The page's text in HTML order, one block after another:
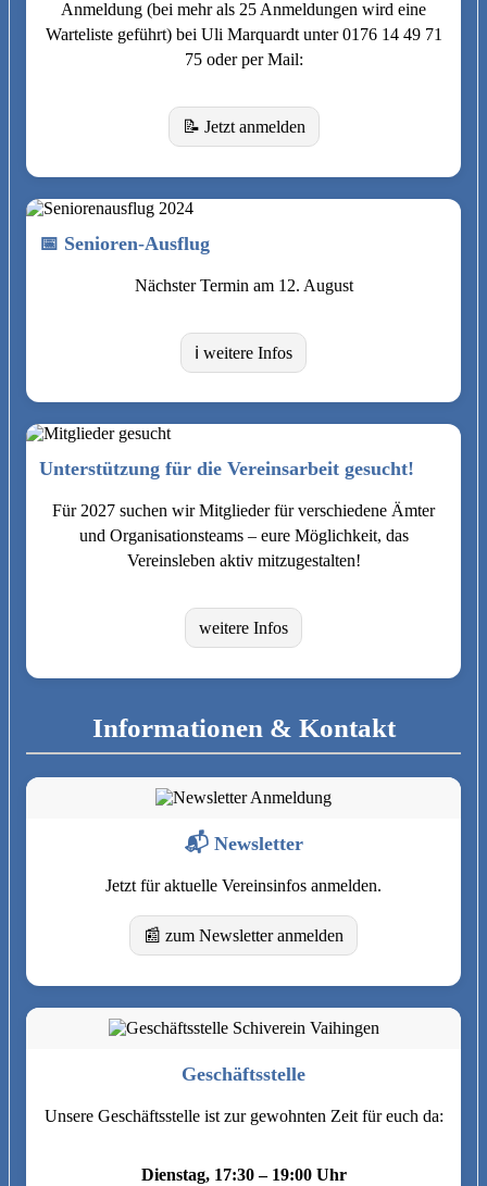
Anmeldung (bei mehr als 25 Anmeldungen wird eine
Warteliste geführt) bei Uli Marquardt unter 0176 14 49 71
75 oder per Mail:
📝 Jetzt anmelden
📅 Senioren-Ausflug
Nächster Termin am 12. August
ℹ️ weitere Infos
Unterstützung für die Vereinsarbeit gesucht!
Für 2027 suchen wir Mitglieder für verschiedene Ämter
und Organisationsteams – eure Möglichkeit, das
Vereinsleben aktiv mitzugestalten!
weitere Infos
Informationen & Kontakt
📬 Newsletter
Jetzt für aktuelle Vereinsinfos anmelden.
📰 zum Newsletter anmelden
Geschäftsstelle
Unsere Geschäftsstelle ist zur gewohnten Zeit für euch da:
Dienstag, 17:30 – 19:00 Uhr